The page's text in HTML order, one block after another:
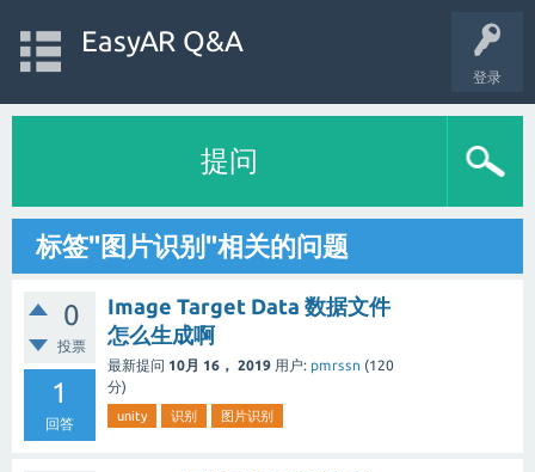
登录
EasyAR Q&A
提问
标签"图片识别"相关的问题
0
投票
1
回答
Image Target Data 数据文件
怎么生成啊
最新提问 10月 16， 2019 用户: pmrssn (120
分)
unity 识别 图片识别